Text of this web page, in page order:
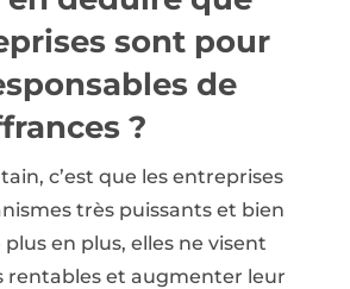
sont pour
de
?
c’est que les entreprises
très puissants et bien
en plus, elles ne visent
rentables et augmenter leur